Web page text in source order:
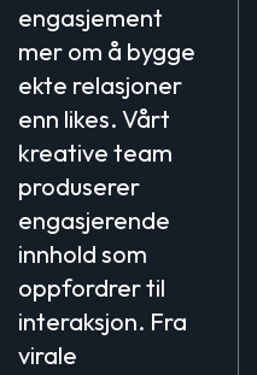
engasjement
mer om å bygge
ekte relasjoner
enn likes. Vårt
kreative team
produserer
engasjerende
innhold som
oppfordrer til
interaksjon. Fra
virale